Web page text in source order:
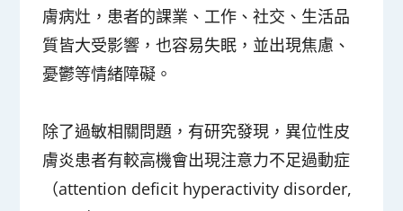
膚病灶，患者的課業、工作、社交、生活品
質皆大受影響，也容易失眠，並出現焦慮、
憂鬱等情緒障礙。
除了過敏相關問題，有研究發現，異位性皮
膚炎患者有較高機會出現注意力不足過動症
（attention deficit hyperactivity disorder,